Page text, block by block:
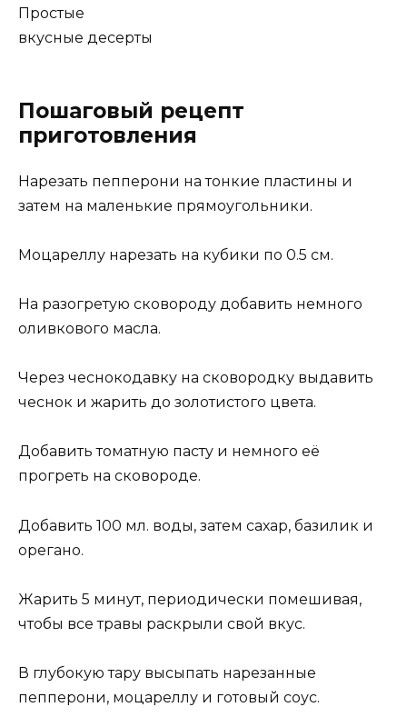
Простые
вкусные десерты
Пошаговый рецепт
приготовления
Нарезать пепперони на тонкие пластины и
затем на маленькие прямоугольники.
Моцареллу нарезать на кубики по 0.5 см.
На разогретую сковороду добавить немного
оливкового масла.
Через чеснокодавку на сковородку выдавить
чеснок и жарить до золотистого цвета.
Добавить томатную пасту и немного её
прогреть на сковороде.
Добавить 100 мл. воды, затем сахар, базилик и
орегано.
Жарить 5 минут, периодически помешивая,
чтобы все травы раскрыли свой вкус.
В глубокую тару высыпать нарезанные
пепперони, моцареллу и готовый соус.